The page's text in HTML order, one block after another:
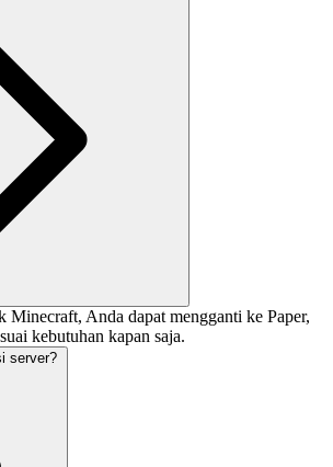
Minecraft, Anda dapat mengganti ke Paper,
kebutuhan kapan saja.
server?